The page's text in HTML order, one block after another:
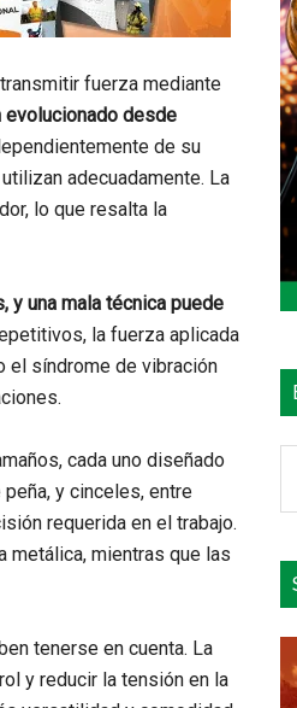
fuerza mediante
evolucionado desde
de su
adecuadamente. La
lo que resalta la
una mala técnica puede
la fuerza aplicada
el síndrome de vibración
cada uno diseñado
y cinceles, entre
requerida en el trabajo.
metálica, mientras que las
tenerse en cuenta. La
y reducir la tensión en la